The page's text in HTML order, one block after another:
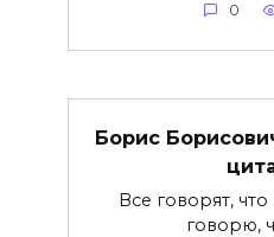
0
Борис
Все говорят, что
говорю,